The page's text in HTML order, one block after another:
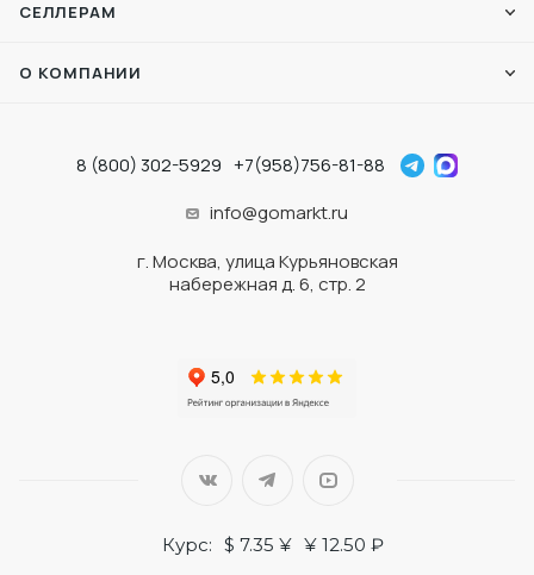
СЕЛЛЕРАМ
О КОМПАНИИ
8 (800) 302-5929 +7(958)756-81-88
info@gomarkt.ru
г. Москва, улица Курьяновская
набережная д. 6, стр. 2
Курс: $ 7.35 ¥ ¥ 12.50 ₽